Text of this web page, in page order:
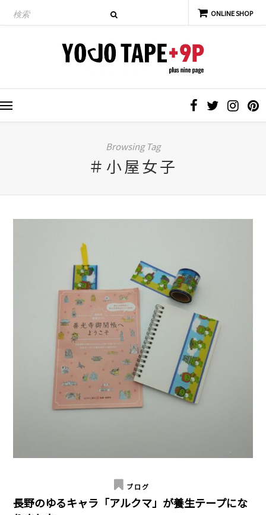
Browsing Tag
＃小屋女子
ブログ
長野のゆるキャラ「アルクマ」が養生テープにな